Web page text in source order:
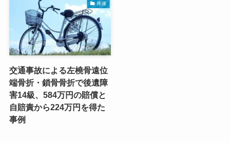
疼痛
交通事故による左橈骨遠位
端骨折・鎖骨骨折で後遺障
害14級、584万円の賠償と
自賠責から224万円を得た
事例